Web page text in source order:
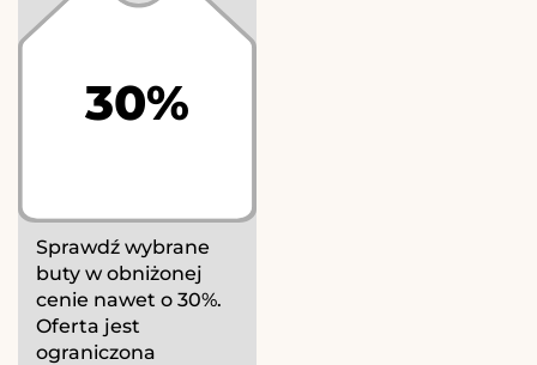
30%
Sprawdź wybrane
buty w obniżonej
cenie nawet o 30%.
Oferta jest
ograniczona